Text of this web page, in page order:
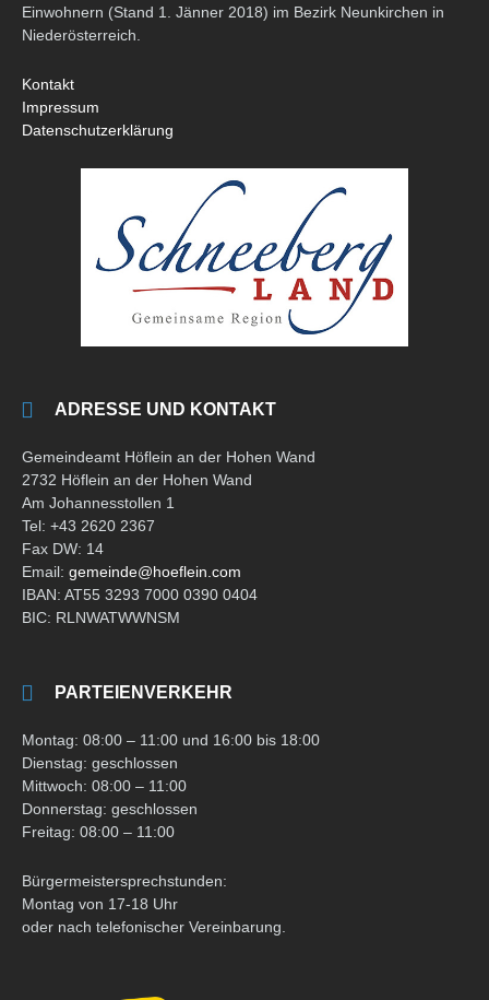
Einwohnern (Stand 1. Jänner 2018) im Bezirk Neunkirchen in
Niederösterreich.
Kontakt
Impressum
Datenschutzerklärung
ADRESSE UND KONTAKT
Gemeindeamt Höflein an der Hohen Wand
2732 Höflein an der Hohen Wand
Am Johannesstollen 1
Tel: +43 2620 2367
Fax DW: 14
Email: gemeinde@hoeflein.com
IBAN: AT55 3293 7000 0390 0404
BIC: RLNWATWWNSM
PARTEIENVERKEHR
Montag: 08:00 – 11:00 und 16:00 bis 18:00
Dienstag: geschlossen
Mittwoch: 08:00 – 11:00
Donnerstag: geschlossen
Freitag: 08:00 – 11:00
Bürgermeistersprechstunden:
Montag von 17-18 Uhr
oder nach telefonischer Vereinbarung.